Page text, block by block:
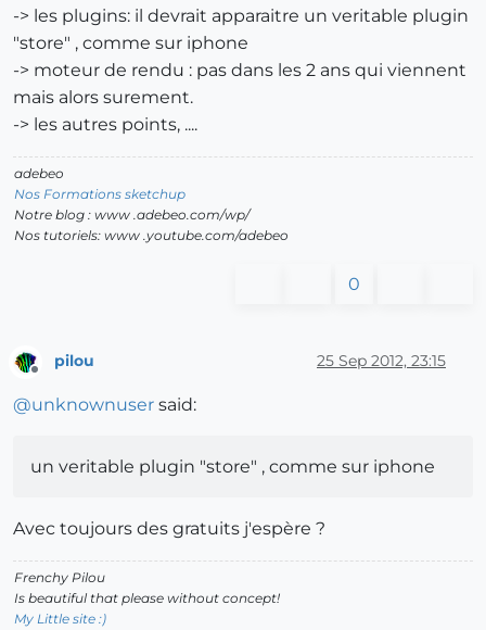
-> les plugins: il devrait apparaitre un veritable plugin
"store" , comme sur iphone
-> moteur de rendu : pas dans les 2 ans qui viennent
mais alors surement.
-> les autres points, ....
adebeo
Nos Formations sketchup
Notre blog : www .adebeo.com/wp/
Nos tutoriels: www .youtube.com/adebeo
0
pilou 25 Sep 2012, 23:15
@unknownuser said:
un veritable plugin "store" , comme sur iphone
Avec toujours des gratuits j'espère ?
Frenchy Pilou
Is beautiful that please without concept!
My Little site :)